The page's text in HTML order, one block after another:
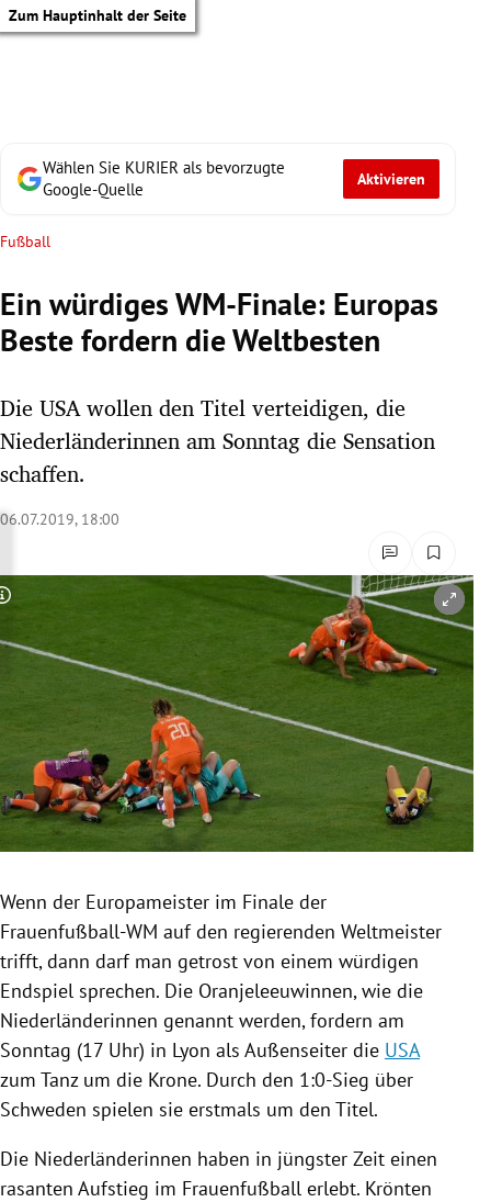
Zum Hauptinhalt der Seite
Untermenü
Untermenü
Untermenü
Untermenü
Untermenü
Untermenü
Untermenü
Wählen Sie KURIER als bevorzugte
Google-Quelle
Aktivieren
Fußball
Ein würdiges WM-Finale: Europas
Beste fordern die Weltbesten
Die USA wollen den Titel verteidigen, die
Niederländerinnen am Sonntag die Sensation
schaffen.
06.07.2019, 18:00
Copyright-Hinweis öffnen/schließen
Wenn der Europameister im Finale der
Frauenfußball-WM auf den regierenden Weltmeister
trifft, dann darf man getrost von einem würdigen
Endspiel sprechen. Die Oranjeleeuwinnen, wie die
Niederländerinnen genannt werden, fordern am
Sonntag (17 Uhr) in Lyon als Außenseiter die USA
zum Tanz um die Krone. Durch den 1:0-Sieg über
Schweden spielen sie erstmals um den Titel.
Die Niederländerinnen haben in jüngster Zeit einen
rasanten Aufstieg im Frauenfußball erlebt. Krönten